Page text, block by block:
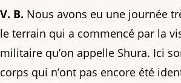
V. B. Nous avons eu une journée
le terrain qui a commencé par la
militaire qu’on appelle Shura. Ici
corps qui n’ont pas encore été